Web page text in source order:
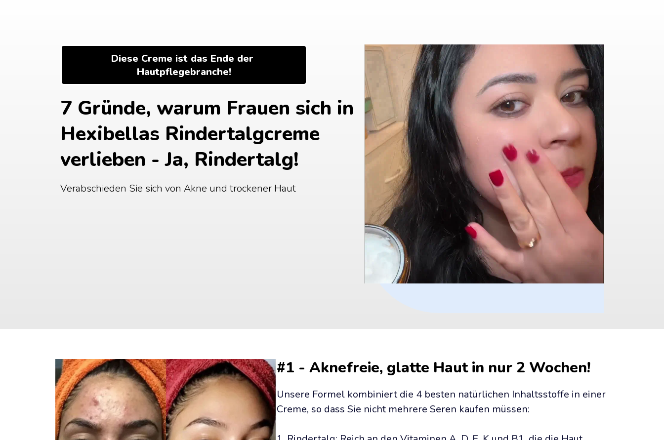
Diese Creme ist das Ende der
Hautpflegebranche!
7 Gründe, warum Frauen sich in
Hexibellas Rindertalgcreme
verlieben - Ja, Rindertalg!
Verabschieden Sie sich von Akne und trockener Haut
#1 - Aknefreie, glatte Haut in nur 2 Wochen!
Unsere Formel kombiniert die 4 besten natürlichen Inhaltsstoffe in einer
Creme, so dass Sie nicht mehrere Seren kaufen müssen: